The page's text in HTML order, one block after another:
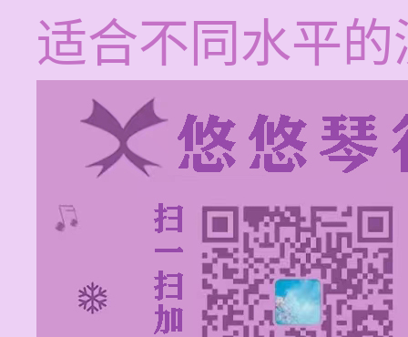
适合不同水平